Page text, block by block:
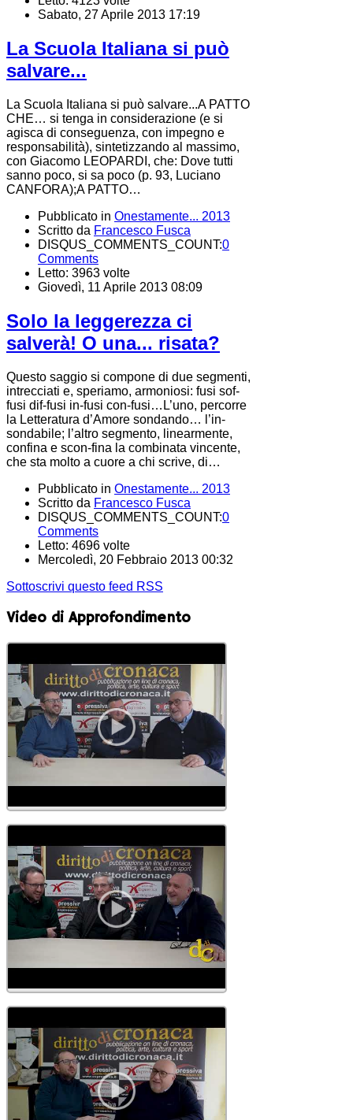
Sabato, 27 Aprile 2013 17:19
La Scuola Italiana si può
salvare...
La Scuola Italiana si può salvare...A PATTO
CHE… si tenga in considerazione (e si
agisca di conseguenza, con impegno e
responsabilità), sintetizzando al massimo,
con Giacomo LEOPARDI, che: Dove tutti
sanno poco, si sa poco (p. 93, Luciano
CANFORA);A PATTO…
Pubblicato in Onestamente... 2013
Scritto da Francesco Fusca
DISQUS_COMMENTS_COUNT:0
Comments
Letto: 3963 volte
Giovedì, 11 Aprile 2013 08:09
Solo la leggerezza ci
salverà! O una... risata?
Questo saggio si compone di due segmenti,
intrecciati e, speriamo, armoniosi: fusi sof-
fusi dif-fusi in-fusi con-fusi…L’uno, percorre
la Letteratura d’Amore sondando… l’in-
sondabile; l’altro segmento, linearmente,
confina e scon-fina la combinata vincente,
che sta molto a cuore a chi scrive, di…
Pubblicato in Onestamente... 2013
Scritto da Francesco Fusca
DISQUS_COMMENTS_COUNT:0
Comments
Letto: 4696 volte
Mercoledì, 20 Febbraio 2013 00:32
Sottoscrivi questo feed RSS
Video di Approfondimento